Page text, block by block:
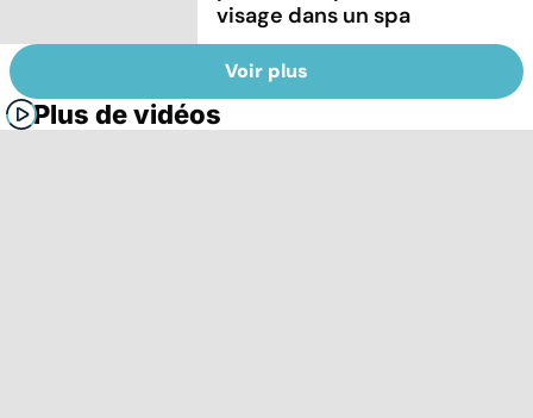
visage dans un spa
Voir plus
Plus de vidéos